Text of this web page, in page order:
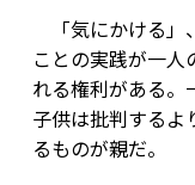
「気にかける」
ことの実践が一人
れる権利がある。
子供は批判するよ
るものが親だ。